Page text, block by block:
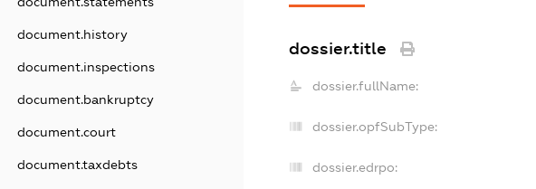
document.history
document.inspections
document.bankruptcy
document.court
document.taxdebts
dossier.title
dossier.fullName:
dossier.opfSubType:
dossier.edrpo: